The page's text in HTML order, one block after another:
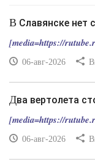
В Славянске
[media=https://
06-авг-2026
Два вертолета
[media=https://
06-авг-2026